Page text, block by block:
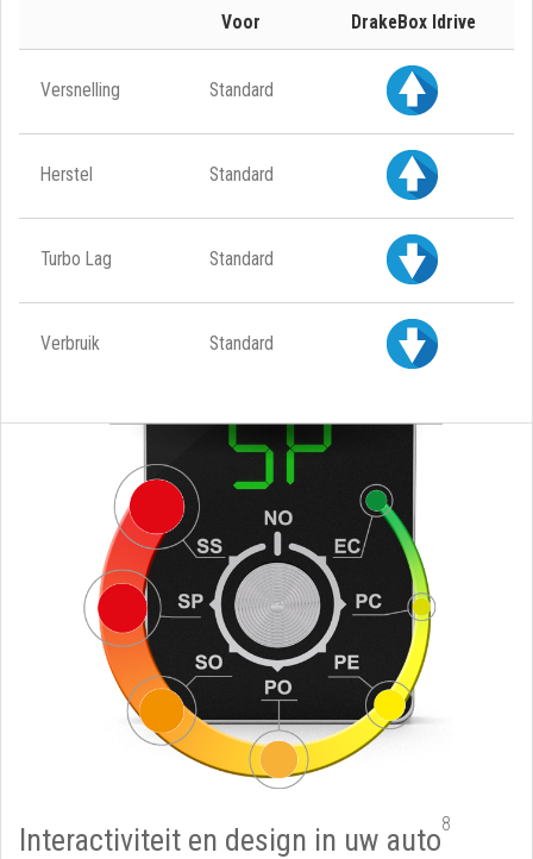
Voor DrakeBox Idrive
Versnelling Standard
Herstel Standard
Turbo Lag Standard
Verbruik Standard
Interactiviteit en design in uw auto8